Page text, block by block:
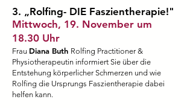
3. „Rolfing- DIE Faszientherapie!"
Mittwoch, 19. November um
18.30 Uhr
Frau Diana Buth Rolfing Practitioner &
Physiotherapeutin informiert Sie über die
Entstehung körperlicher Schmerzen und wie
Rolfing die Ursprungs Faszientherapie dabei
helfen kann.